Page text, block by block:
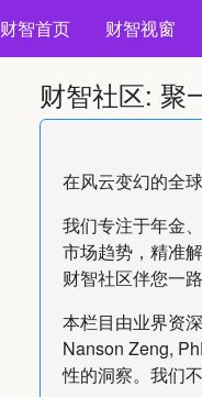
财智首页 财智视窗
财智社区: 聚
在风云变幻的全
我们专注于年金
市场趋势，精准
财智社区伴您一路
本栏目由业界资
Nanson Zeng,
性的洞察。我们